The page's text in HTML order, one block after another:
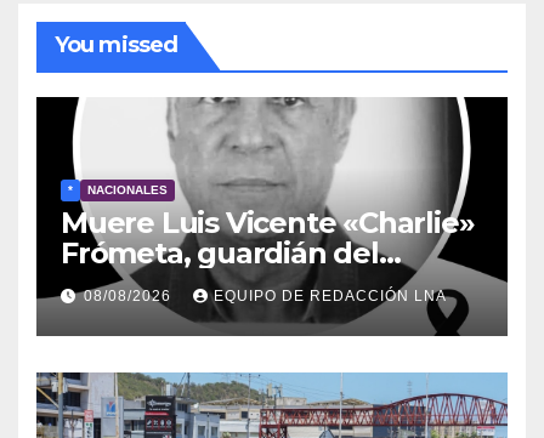
You missed
* NACIONALES
Muere Luis Vicente «Charlie»
Frómeta, guardián del
legado musical de la Billo’s
Caracas Boys
08/08/2026 EQUIPO DE REDACCIÓN LNA